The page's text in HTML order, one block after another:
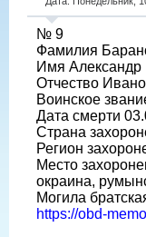
№ 9
Фамилия
Имя Александр
Отчество
Воинское
Дата смерти
Страна
Регион
Место
окраина,
Могила
https://obd-